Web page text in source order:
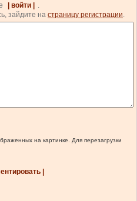
| войти |
.
зайдите на страницу регистрации.
на картинке. Для перезагрузки
|